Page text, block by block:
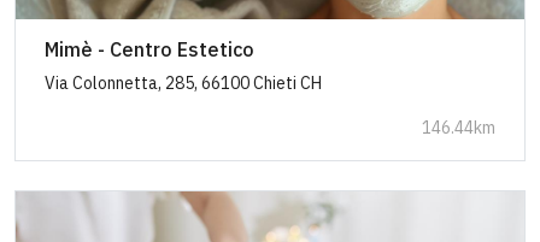
Mimè - Centro Estetico
Via Colonnetta, 285, 66100 Chieti CH
146.44km